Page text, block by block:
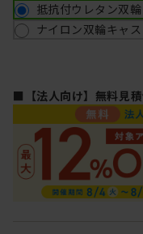
抵抗付ウレタン双
ナイロン双輪キャ
■【法人向け】無料見